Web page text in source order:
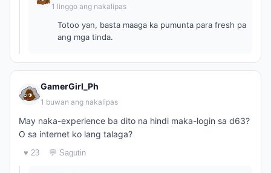
1 linggo ang nakalipas
Totoo yan, basta maaga ka pumunta para fresh pa
ang mga tinda.
GamerGirl_Ph
1 buwan ang nakalipas
May naka-experience ba dito na hindi maka-login sa d63?
O sa internet ko lang talaga?
♥ 23 💬 Sagutin